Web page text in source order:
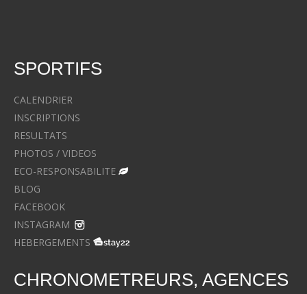
SPORTIFS
CALENDRIER
INSCRIPTIONS
RESULTATS
PHOTOS / VIDEOS
ECO-RESPONSABILITE
BLOG
FACEBOOK
INSTAGRAM
HEBERGEMENTS
CHRONOMETREURS, AGENCES